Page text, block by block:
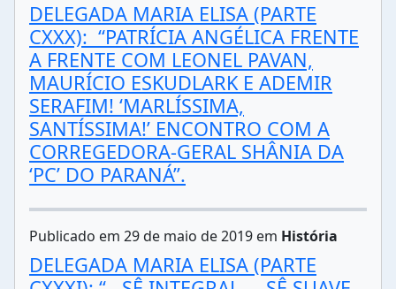
DELEGADA MARIA ELISA (PARTE
CXXX): “PATRÍCIA ANGÉLICA FRENTE
A FRENTE COM LEONEL PAVAN,
MAURÍCIO ESKUDLARK E ADEMIR
SERAFIM! ‘MARLÍSSIMA,
SANTÍSSIMA!’ ENCONTRO COM A
CORREGEDORA-GERAL SHÂNIA DA
‘PC’ DO PARANÁ”.
Publicado em 29 de maio de 2019 em História
DELEGADA MARIA ELISA (PARTE